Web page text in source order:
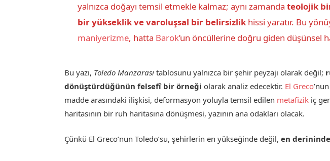
yalnızca doğayı temsil etmekle kalmaz; aynı zamanda teolojik
bir yükseklik ve varoluşsal bir belirsizlikhissi yaratır. Bu
maniyerizme, hatta Barok’un öncüllerine doğru giden düşünsel
Bu yazı, Toledo Manzarası tablosunu yalnızca bir şehir peyzajı olarak değil;
dönüştürdüğünün felsefî bir örneği olarak analiz edecektir. El Greco
madde arasındaki ilişkisi, deformasyon yoluyla temsil edilen metafizik iç
haritasının bir ruh haritasına dönüşmesi, yazının ana odakları olacak.
Çünkü El Greco’nun Toledo’su, şehirlerin en yükseğinde değil,en derininde